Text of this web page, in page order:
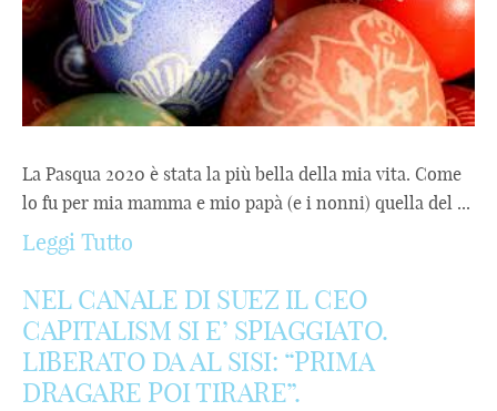
La Pasqua 2020 è stata la più bella della mia vita. Come
lo fu per mia mamma e mio papà (e i nonni) quella del ...
Leggi Tutto
NEL CANALE DI SUEZ IL CEO
CAPITALISM SI E’ SPIAGGIATO.
LIBERATO DA AL SISI: “PRIMA
DRAGARE POI TIRARE”.